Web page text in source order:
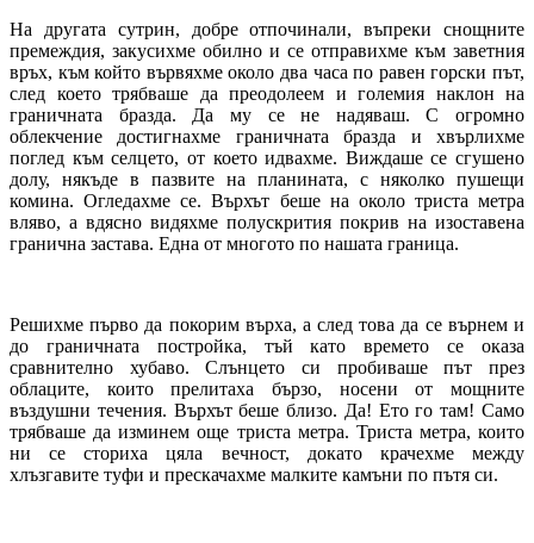
На другата сутрин, добре отпочинали, въпреки снощните
премеждия, закусихме обилно и се отправихме към заветния
връх, към който вървяхме около два часа по равен горски път,
след което трябваше да преодолеем и големия наклон на
граничната бразда. Да му се не надяваш. С огромно
облекчение достигнахме граничната бразда и хвърлихме
поглед към селцето, от което идвахме. Виждаше се сгушено
долу, някъде в пазвите на планината, с няколко пушещи
комина. Огледахме се. Върхът беше на около триста метра
вляво, а вдясно видяхме полускрития покрив на изоставена
гранична застава. Една от многото по нашата граница.
Решихме първо да покорим върха, а след това да се върнем и
до граничната постройка, тъй като времето се оказа
сравнително хубаво. Слънцето си пробиваше път през
облаците, които прелитаха бързо, носени от мощните
въздушни течения. Върхът беше близо. Да! Ето го там! Само
трябваше да изминем още триста метра. Триста метра, които
ни се сториха цяла вечност, докато крачехме между
хлъзгавите туфи и прескачахме малките камъни по пътя си.